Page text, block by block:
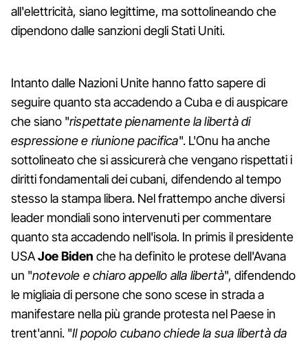
all'elettricità, siano legittime, ma sottolineando che
dipendono dalle sanzioni degli Stati Uniti.
Intanto dalle Nazioni Unite hanno fatto sapere di
seguire quanto sta accadendo a Cuba e di auspicare
che siano "rispettate pienamente la libertà di
espressione e riunione pacifica". L'Onu ha anche
sottolineato che si assicurerà che vengano rispettati i
diritti fondamentali dei cubani, difendendo al tempo
stesso la stampa libera. Nel frattempo anche diversi
leader mondiali sono intervenuti per commentare
quanto sta accadendo nell'isola. In primis il presidente
USAJoe Biden che ha definito le protese dell'Avana
un "notevole e chiaro appello alla libertà", difendendo
le migliaia di persone che sono scese in strada a
manifestare nella più grande protesta nel Paese in
trent'anni. "Il popolo cubano chiede la sua libertà da